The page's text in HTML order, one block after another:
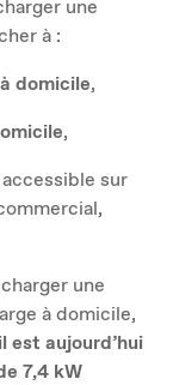
une
à :
domicile,
,
accessible sur
une
à domicile,
il est aujourd’hui
7,4 kW